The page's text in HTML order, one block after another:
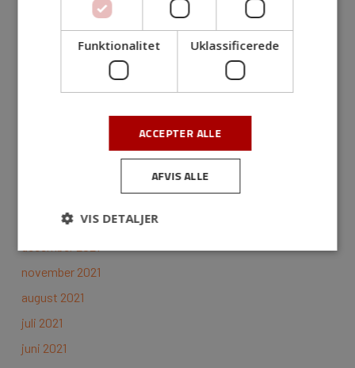
november 2022
august 2022
juni 2022
januar 2022
november 2021
august 2021
juli 2021
juni 2021
Funktionalitet Uklassificerede
ACCEPTER ALLE
AFVIS ALLE
VIS DETALJER